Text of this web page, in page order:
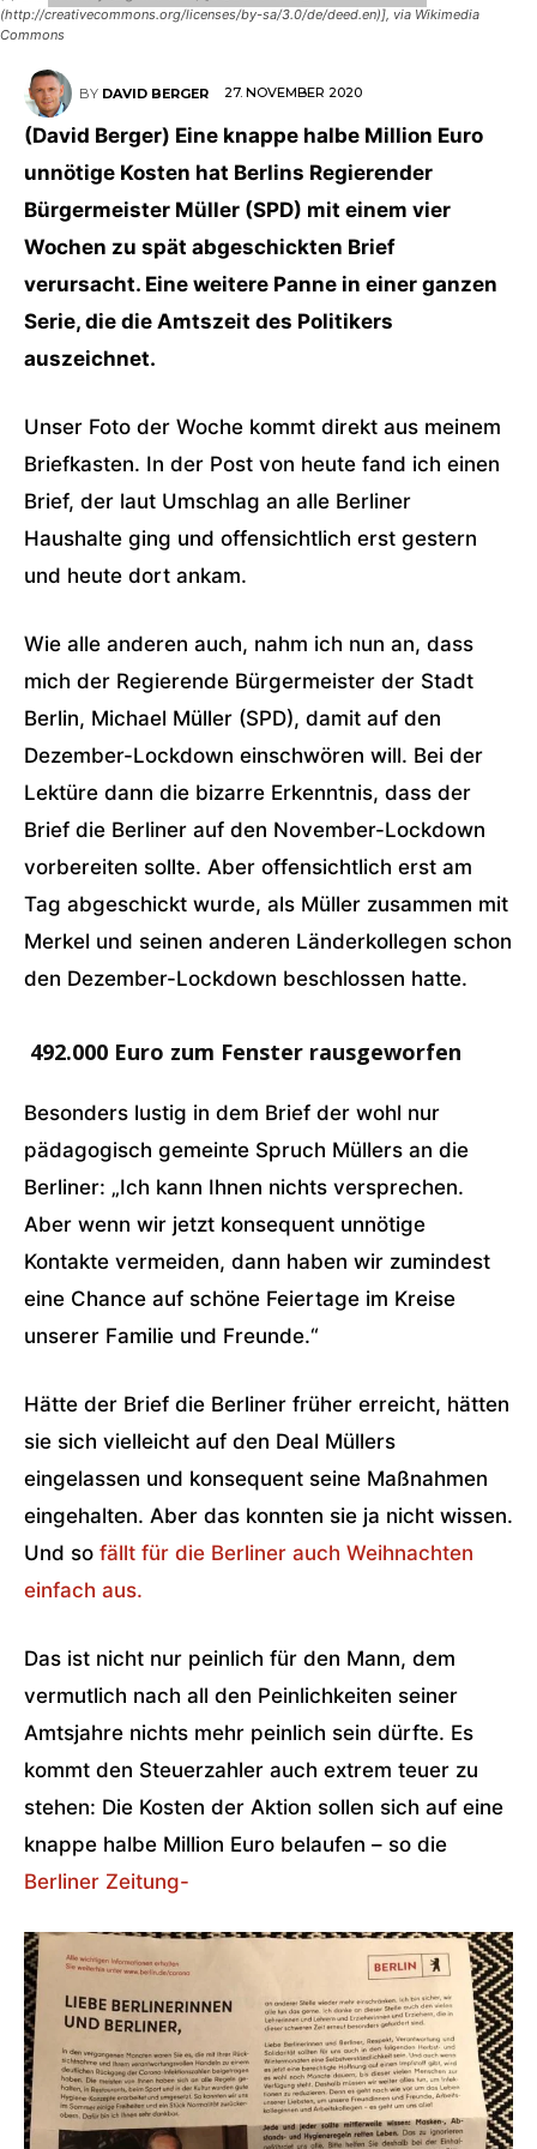
(http://creativecommons.org/licenses/by-sa/3.0/de/deed.en)], via Wikimedia
Commons
BY DAVID BERGER 27. NOVEMBER 2020
(David Berger) Eine knappe halbe Million Euro
unnötige Kosten hat Berlins Regierender
Bürgermeister Müller (SPD) mit einem vier
Wochen zu spät abgeschickten Brief
verursacht. Eine weitere Panne in einer ganzen
Serie, die die Amtszeit des Politikers
auszeichnet.
Unser Foto der Woche kommt direkt aus meinem
Briefkasten. In der Post von heute fand ich einen
Brief, der laut Umschlag an alle Berliner
Haushalte ging und offensichtlich erst gestern
und heute dort ankam.
Wie alle anderen auch, nahm ich nun an, dass
mich der Regierende Bürgermeister der Stadt
Berlin, Michael Müller (SPD), damit auf den
Dezember-Lockdown einschwören will. Bei der
Lektüre dann die bizarre Erkenntnis, dass der
Brief die Berliner auf den November-Lockdown
vorbereiten sollte. Aber offensichtlich erst am
Tag abgeschickt wurde, als Müller zusammen mit
Merkel und seinen anderen Länderkollegen schon
den Dezember-Lockdown beschlossen hatte.
492.000 Euro zum Fenster rausgeworfen
Besonders lustig in dem Brief der wohl nur
pädagogisch gemeinte Spruch Müllers an die
Berliner: „Ich kann Ihnen nichts versprechen.
Aber wenn wir jetzt konsequent unnötige
Kontakte vermeiden, dann haben wir zumindest
eine Chance auf schöne Feiertage im Kreise
unserer Familie und Freunde.“
Hätte der Brief die Berliner früher erreicht, hätten
sie sich vielleicht auf den Deal Müllers
eingelassen und konsequent seine Maßnahmen
eingehalten. Aber das konnten sie ja nicht wissen.
Und so fällt für die Berliner auch Weihnachten
einfach aus.
Das ist nicht nur peinlich für den Mann, dem
vermutlich nach all den Peinlichkeiten seiner
Amtsjahre nichts mehr peinlich sein dürfte. Es
kommt den Steuerzahler auch extrem teuer zu
stehen: Die Kosten der Aktion sollen sich auf eine
knappe halbe Million Euro belaufen – so die
Berliner Zeitung-